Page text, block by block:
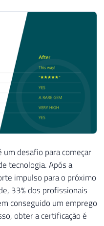
desafio para começar
tecnologia. Após a
impulso para o próximo
33% dos profissionais
conseguido um emprego
obter a certificação é